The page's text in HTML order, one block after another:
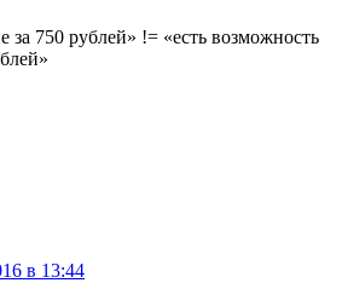
за 750 рублей» != «есть возможность
в 13:44